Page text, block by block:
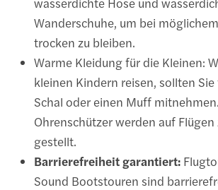
Wanderschuhe, um bei
trocken zu bleiben.
Warme Kleidung für die Kleinen:
kleinen Kindern reisen, sollten
Schal oder einen Muff
Ohrenschützer werden auf
gestellt.
Barrierefreiheit garantiert:
Sound Bootstouren sind